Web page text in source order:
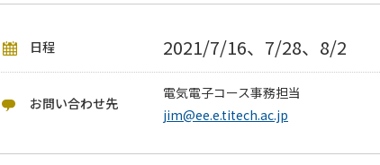
日程 2021/7/16、7/28、8/2
お問い合わせ先
電気電子コース事務担当
jim@ee.e.titech.ac.jp